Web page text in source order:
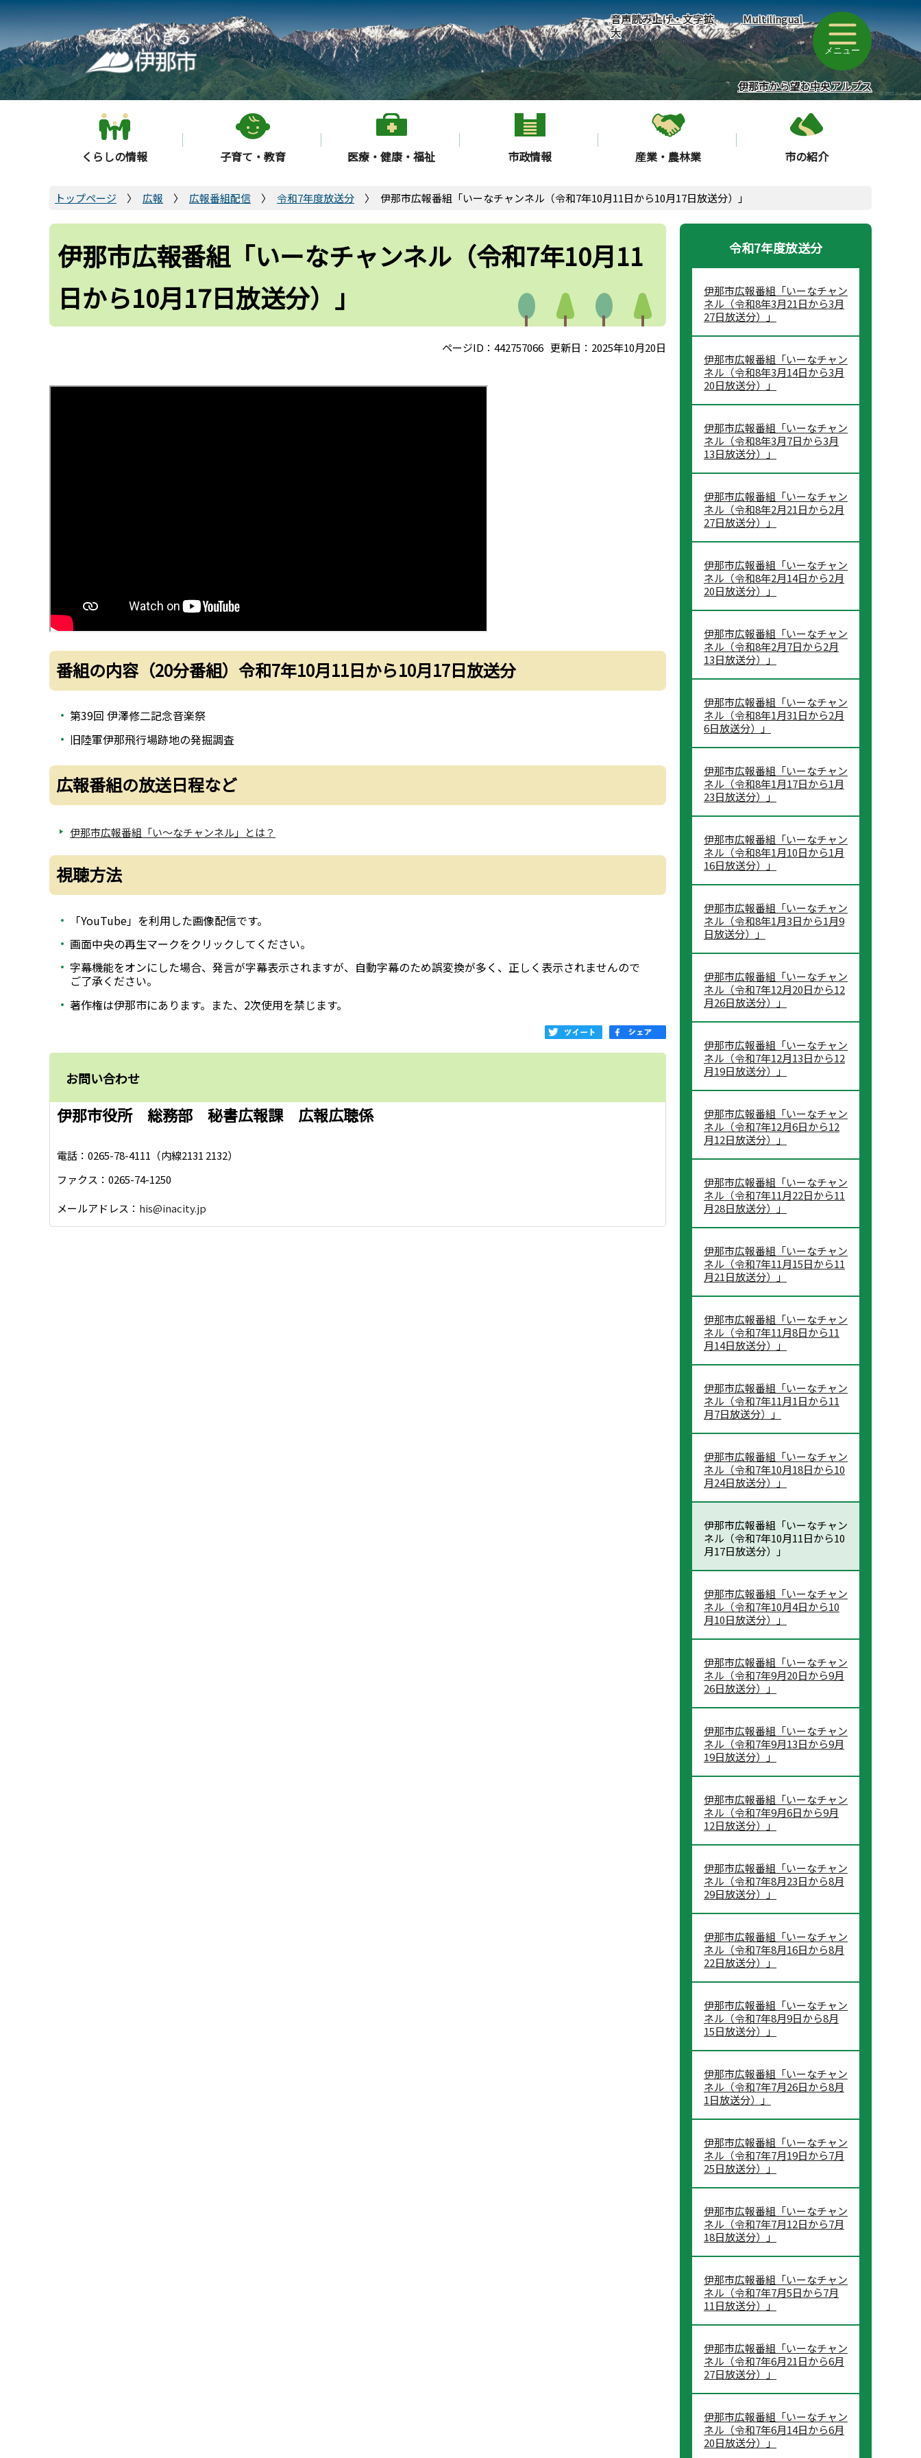
こ
の
ペ
ー
ジ
の
音声読み上げ・文字拡
大
Multilingual
メニュー
伊那市から望む中央アルプス
くらしの情報 子育て・教育 医療・健康・福祉 市政情報 産業・農林業 市の紹介
トップページ 広報 広報番組配信 令和7年度放送分 伊那市広報番組「いーなチャンネル（令和7年10月11日から10月17日放送分）」
伊那市広報番組「いーなチャンネル（令和7年10月11
日から10月17日放送分）」
ページID：442757066 更新日：2025年10月20日
番組の内容（20分番組）令和7年10月11日から10月17日放送分
第39回 伊澤修二記念音楽祭
旧陸軍伊那飛行場跡地の発掘調査
広報番組の放送日程など
伊那市広報番組「い～なチャンネル」とは？
視聴方法
「YouTube」を利用した画像配信です。
画面中央の再生マークをクリックしてください。
字幕機能をオンにした場合、発言が字幕表示されますが、自動字幕のため誤変換が多く、正しく表示されませんので
ご了承ください。
著作権は伊那市にあります。また、2次使用を禁じます。
お問い合わせ
伊那市役所 総務部 秘書広報課 広報広聴係
電話：0265-78-4111（内線2131 2132）
ファクス：0265-74-1250
メールアドレス： his@inacity.jp
令和7年度放送分
伊那市広報番組「いーなチャン
ネル（令和8年3月21日から3月
27日放送分）」
伊那市広報番組「いーなチャン
ネル（令和8年3月14日から3月
20日放送分）」
伊那市広報番組「いーなチャン
ネル（令和8年3月7日から3月
13日放送分）」
伊那市広報番組「いーなチャン
ネル（令和8年2月21日から2月
27日放送分）」
伊那市広報番組「いーなチャン
ネル（令和8年2月14日から2月
20日放送分）」
伊那市広報番組「いーなチャン
ネル（令和8年2月7日から2月
13日放送分）」
伊那市広報番組「いーなチャン
ネル（令和8年1月31日から2月
6日放送分）」
伊那市広報番組「いーなチャン
ネル（令和8年1月17日から1月
23日放送分）」
伊那市広報番組「いーなチャン
ネル（令和8年1月10日から1月
16日放送分）」
伊那市広報番組「いーなチャン
ネル（令和8年1月3日から1月9
日放送分）」
伊那市広報番組「いーなチャン
ネル（令和7年12月20日から12
月26日放送分）」
伊那市広報番組「いーなチャン
ネル（令和7年12月13日から12
月19日放送分）」
伊那市広報番組「いーなチャン
ネル（令和7年12月6日から12
月12日放送分）」
伊那市広報番組「いーなチャン
ネル（令和7年11月22日から11
月28日放送分）」
伊那市広報番組「いーなチャン
ネル（令和7年11月15日から11
月21日放送分）」
伊那市広報番組「いーなチャン
ネル（令和7年11月8日から11
月14日放送分）」
伊那市広報番組「いーなチャン
ネル（令和7年11月1日から11
月7日放送分）」
伊那市広報番組「いーなチャン
ネル（令和7年10月18日から10
月24日放送分）」
伊那市広報番組「いーなチャン
ネル（令和7年10月11日から10
月17日放送分）」
伊那市広報番組「いーなチャン
ネル（令和7年10月4日から10
月10日放送分）」
伊那市広報番組「いーなチャン
ネル（令和7年9月20日から9月
26日放送分）」
伊那市広報番組「いーなチャン
ネル（令和7年9月13日から9月
19日放送分）」
伊那市広報番組「いーなチャン
ネル（令和7年9月6日から9月
12日放送分）」
伊那市広報番組「いーなチャン
ネル（令和7年8月23日から8月
29日放送分）」
伊那市広報番組「いーなチャン
ネル（令和7年8月16日から8月
22日放送分）」
伊那市広報番組「いーなチャン
ネル（令和7年8月9日から8月
15日放送分）」
伊那市広報番組「いーなチャン
ネル（令和7年7月26日から8月
1日放送分）」
伊那市広報番組「いーなチャン
ネル（令和7年7月19日から7月
25日放送分）」
伊那市広報番組「いーなチャン
ネル（令和7年7月12日から7月
18日放送分）」
伊那市広報番組「いーなチャン
ネル（令和7年7月5日から7月
11日放送分）」
伊那市広報番組「いーなチャン
ネル（令和7年6月21日から6月
27日放送分）」
伊那市広報番組「いーなチャン
ネル（令和7年6月14日から6月
20日放送分）」